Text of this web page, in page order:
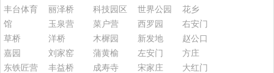
丰台体育
馆
丽泽桥 科技园区 世界公园
花乡
玉泉营
菜户营 西罗园
右安门
草桥
洋桥 木樨园 新发地
赵公口
嘉园
刘家窑 蒲黄榆 左安门
方庄
东铁匠营
丰益桥 成寿寺 宋家庄
大红门